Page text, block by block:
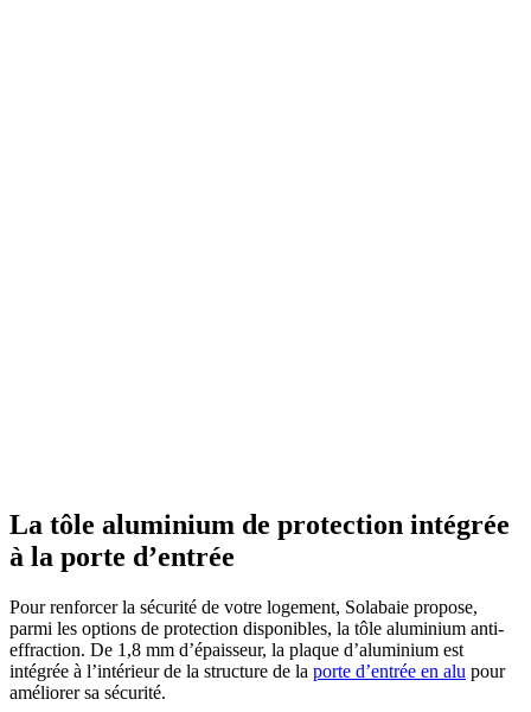
La tôle aluminium de protection intégrée
à la porte d’entrée
Pour renforcer la sécurité de votre logement, Solabaie propose,
parmi les options de protection disponibles, la tôle aluminium anti-
effraction. De 1,8 mm d’épaisseur, la plaque d’aluminium est
intégrée à l’intérieur de la structure de la porte d’entrée en alu pour
améliorer sa sécurité.